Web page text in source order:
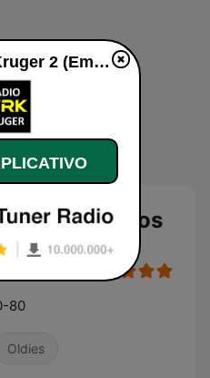
2 (Embalos
80
Oldies
WRK Radio Kruger 2 (Embalos 70-80) ao vivo